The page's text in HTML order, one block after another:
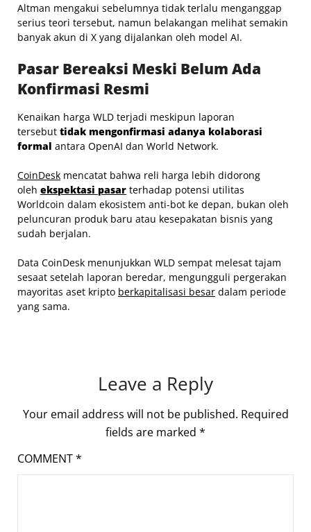
Altman mengakui sebelumnya tidak terlalu menganggap
serius teori tersebut, namun belakangan melihat semakin
banyak akun di X yang dijalankan oleh model AI.
Pasar Bereaksi Meski Belum Ada
Konfirmasi Resmi
Kenaikan harga WLD terjadi meskipun laporan
tersebut tidak mengonfirmasi adanya kolaborasi
formal antara OpenAI dan World Network.
CoinDesk mencatat bahwa reli harga lebih didorong
oleh ekspektasi pasar terhadap potensi utilitas
Worldcoin dalam ekosistem anti-bot ke depan, bukan oleh
peluncuran produk baru atau kesepakatan bisnis yang
sudah berjalan.
Data CoinDesk menunjukkan WLD sempat melesat tajam
sesaat setelah laporan beredar, mengungguli pergerakan
mayoritas aset kripto berkapitalisasi besar dalam periode
yang sama.
Leave a Reply
Your email address will not be published. Required
fields are marked *
COMMENT*